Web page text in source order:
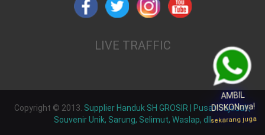
LIVE TRAFFIC
Copyright © 2013. Supplier Handuk SH GROSIR | Pusat Sajadah,
Souvenir Unik, Sarung, Selimut, Waslap, dll
AMBIL
DISKONnya!
sekarang juga